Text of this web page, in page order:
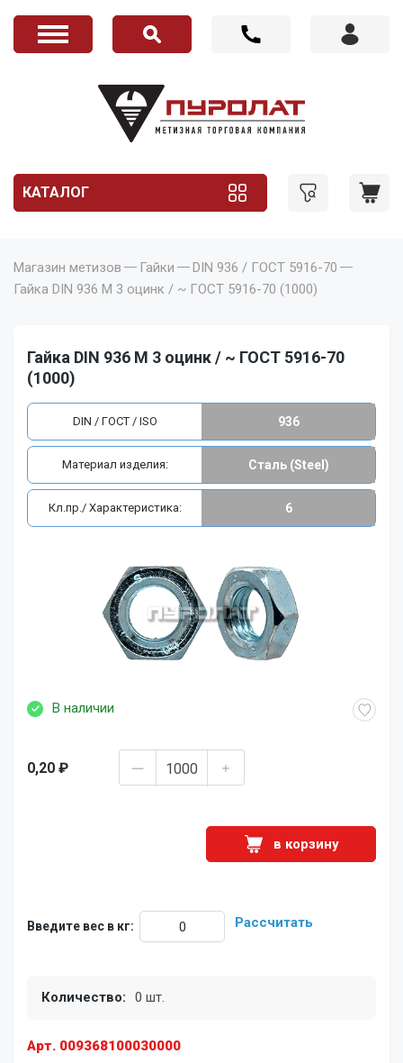
КАТАЛОГ
Магазин метизов Гайки
DIN 936 / ГОСТ 5916-70
Гайка DIN 936 M 3 оцинк / ~ ГОСТ 5916-70 (1000)
Гайка DIN 936 M 3 оцинк / ~ ГОСТ 5916-70
(1000)
Арт. 009368100030000
В наличии
0,20 ₽
в корзину
Введите вес в кг: Рассчитать
Количество: 0 шт.
DIN / ГОСТ / ISO 936
Материал изделия: Сталь (Steel)
Кл.пр./ Характеристика: 6